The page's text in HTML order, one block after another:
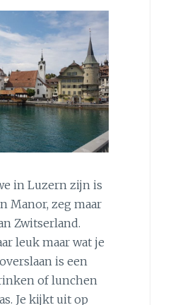
in Luzern zijn is
Manor, zeg maar
Zwitserland.
leuk maar wat je
is een
of lunchen
Je kijkt uit op